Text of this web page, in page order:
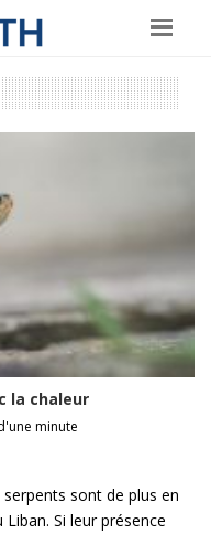
la chaleur
minute
sont de plus en
Si leur présence